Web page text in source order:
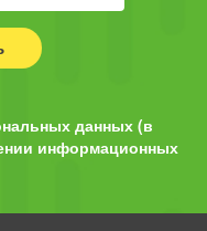
данных (в
информационных